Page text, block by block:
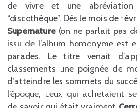
de vivre et une
“discothèque”. Dès le mois de
Supernature(on ne parlait pas
issu de l’album homonyme est
parades. Le titre venait
classements une poignée de
d’atteindre les sommets du
l’époque, ceux qui achetaient